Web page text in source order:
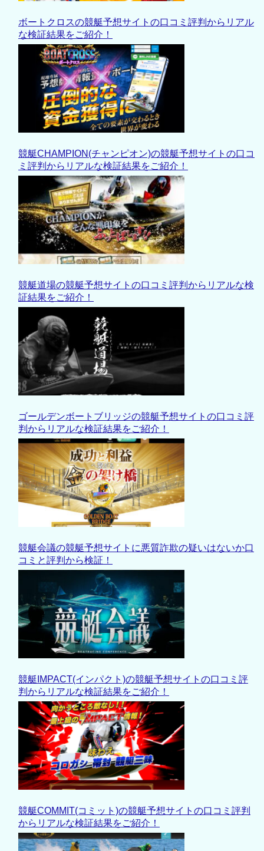
ボートクロスの競艇予想サイトの口コミ評判からリアル
な検証結果をご紹介！
競艇CHAMPION(チャンピオン)の競艇予想サイトの口コ
ミ評判からリアルな検証結果をご紹介！
競艇道場の競艇予想サイトの口コミ評判からリアルな検
証結果をご紹介！
ゴールデンボートブリッジの競艇予想サイトの口コミ評
判からリアルな検証結果をご紹介！
競艇会議の競艇予想サイトに悪質詐欺の疑いはないか口
コミと評判から検証！
競艇IMPACT(インパクト)の競艇予想サイトの口コミ評
判からリアルな検証結果をご紹介！
競艇COMMIT(コミット)の競艇予想サイトの口コミ評判
からリアルな検証結果をご紹介！